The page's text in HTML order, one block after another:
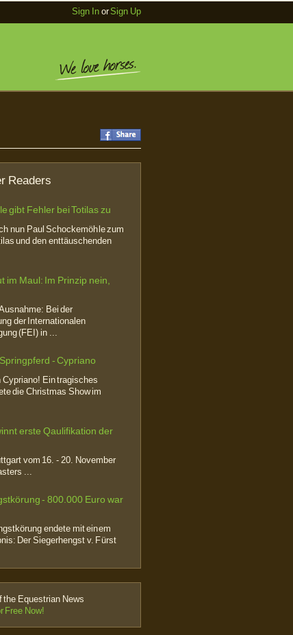
Sign InorSign Up
Readers
gibt Fehler bei Totilas zu
nun Paul Schockemöhle zum
und den enttäuschenden
im Maul: Im Prinzip nein,
Bei der
der Internationalen
(FEI) in ...
- Cypriano
Cypriano! Ein tragisches
die Christmas Show im
erste Qaulifikation der
vom 16. - 20. November
...
- 800.000 Euro war
endete mit einem
Der Siegerhengst v. Fürst
the Equestrian News
Free Now!